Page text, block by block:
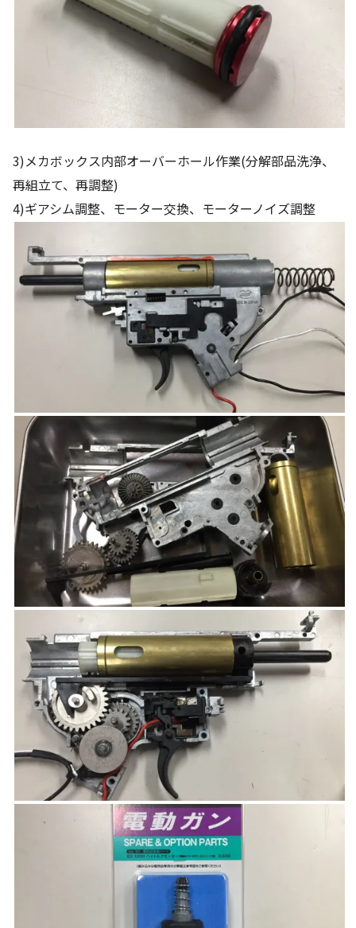
3)メカボックス内部オーバーホール作業(分解部品洗浄、
再組立て、再調整)
4)ギアシム調整、モーター交換、モーターノイズ調整